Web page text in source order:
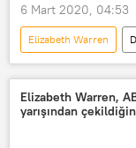
Cumhuriyetçi Parti
ABD Demokrat Parti
ABD Senatosu
6 Mart 2020, 04:53
Elizabeth Warren
Haberler
Donald Trump
Afganistan
Elizabeth Warren,
yarışından